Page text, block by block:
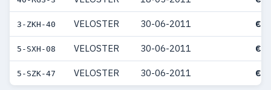
3-ZKH-40 VELOSTER 30-06-2011 €
5-SXH-08 VELOSTER 30-06-2011 €
5-SZK-47 VELOSTER 30-06-2011 €